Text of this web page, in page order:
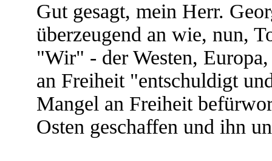
Gut gesagt, mein Herr.
überzeugend an wie, nun,
"Wir" - der Westen,
an Freiheit "entschuldigt
Mangel an Freiheit
Osten geschaffen und ihn